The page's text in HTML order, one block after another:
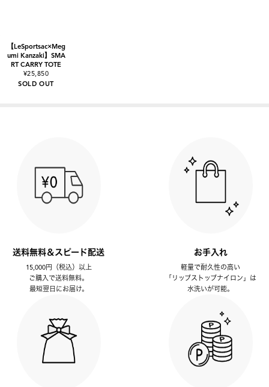
【LeSportsac×Meg
umi Kanzaki】SMA
RT CARRY TOTE
¥25,850
SOLD OUT
送料無料＆スピード配送
15,000円（税込）以上
ご購入で送料無料。
最短翌日にお届け。
お手入れ
軽量で耐久性の高い
「リップストップナイロン」は
水洗いが可能。